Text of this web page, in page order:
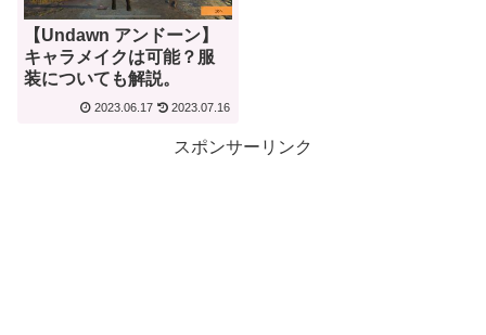
【Undawn アンドーン】
キャラメイクは可能？服
装についても解説。
2023.06.17 2023.07.16
スポンサーリンク